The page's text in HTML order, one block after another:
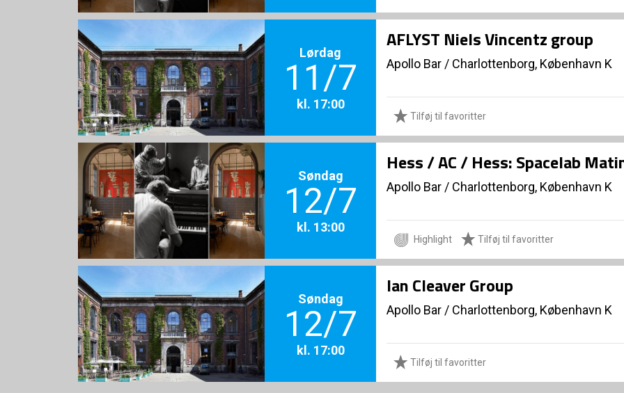
Lørdag
11/7
kl. 17:00
AFLYST Niels Vincentz group
Apollo Bar / Charlottenborg, København K
Tilføj til favoritter
Søndag
12/7
kl. 13:00
Hess / AC / Hess: Spacelab
Apollo Bar / Charlottenborg, København K
Highlight Tilføj til favoritter
Søndag
12/7
kl. 17:00
Ian Cleaver Group
Apollo Bar / Charlottenborg, København K
Tilføj til favoritter